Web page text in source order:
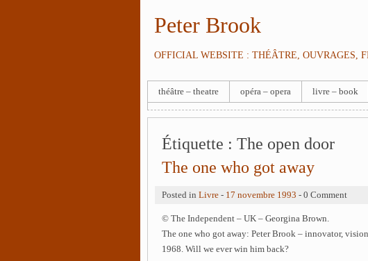
Peter Brook
OFFICIAL WEBSITE : THÉÂTRE, OUVRAGES,
théâtre – theatre opéra – opera livre – book
Étiquette : The open door
The one who got away
Posted in Livre - 17 novembre 1993 - 0 Comment
© The Independent – UK – Georgina Brown.
The one who got away: Peter Brook – innovator,
1968. Will we ever win him back?